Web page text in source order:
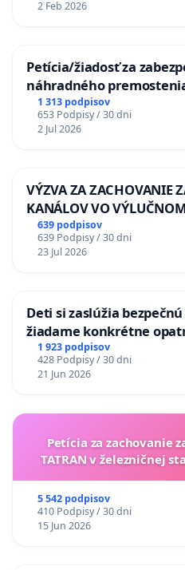
2 Feb 2026
Petícia/žiadosť za
náhradného
uzávery Vážskeho mosta
1 313 podpisov
653 Podpisy / 30 dni
2 Jul 2026
VÝZVA ZA ZACHOVANIE
KANÁLOV VO
KONTROLOU
na riešenie
odvodňovacích kanálov
639 podpisov
639 Podpisy / 30 dni
23 Jul 2026
Deti si zaslúžia
žiadame konkrétne
situácie v školstve
1 923 podpisov
428 Podpisy / 30 dni
21 Jun 2026
Petícia za zachovanie
TATRAN v železničnej
5 542 podpisov
410 Podpisy / 30 dni
15 Jun 2026